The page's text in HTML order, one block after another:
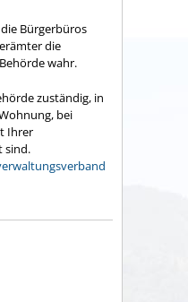
Bürgerbüros
die
wahr.
zuständig, in
bei
Ihrer
sind.